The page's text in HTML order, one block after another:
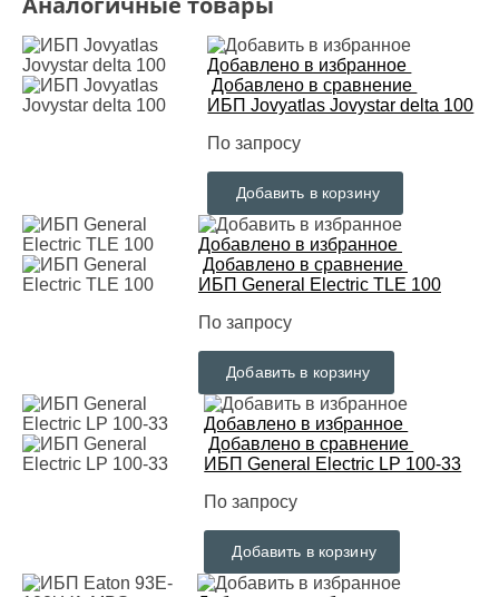
Добавлено в избранное
Добавлено в сравнение
ИБП Jovyatlas Jovystar delta 100
По запросу
Добавить в корзину
Добавлено в избранное
Добавлено в сравнение
ИБП General Electric TLE 100
По запросу
Добавить в корзину
Добавлено в избранное
Добавлено в сравнение
ИБП General Electric LP 100-33
По запросу
Добавить в корзину